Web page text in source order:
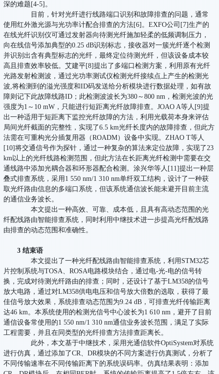
深的难题[4-5]。
目前，针对光纤进行线路端口识别和故障排查的问题，通常
使用红外激光源与光功率计配合排查的方法[6]。EXFO公司[7]生产的
在线光纤识别仪可通过发射器向待测光纤施加轻柔的低频调制压力，
向在线信号添加典型的0.25 dB识别标志，接收器对一簇光纤逐个检测
并识别出含有典型标志的光纤，最终定位待测光纤，但该设备成本较
高且排查效率较低。艾建平[8]提出了多端口检测方案，利用原有光纤
光路发射检测波，通过光功率测试仪检测光纤接续点上产生的检测光
波,将检测到的溢光强度和ID码发送给分析模块进行数据处理，如有故
障则记下此故障线路ID；此检测波波长为380～800 nm，检测光波的光
强度为1～10 mW，只能进行短距离光纤故障排查。JOAO A等人[9]提
出一种适用于短距离下监控光纤故障的方法，利用光载荷本身来评估
局间光纤截面的完整性，实现了6.5 km光纤长度内的故障排查，但此方
法需在可重构光分插复用器（ROADM）设备中实现。ZHAO T等人
[10]将交通信号作为探针，通过一种复杂的算法来定位故障，实现了23
km以上的光纤线路检测范围，但此方法在长距离光纤检测中需要在交
通线路中添加光耦合器和环形器配合检测。涂兴华等人[11]提出一种层
叠式排查系统，采用1 550 nm/1 310 nm单纤双工结构，设计了一种获
取光纤路由信息的多端口系统，但该系统通信波长能未避开目前主流
的通信业务波长。
本文提出一种高效、可靠、成本低，且具有高动态范围的光
纤配线路由智能排查系统，同时利用中继技术进一步提高光纤配线路
由排查的动态范围和准确性。
3 结束语
本文提出了一种光纤配线路由智能排查系统，利用STM32芯
片控制系统与TOSA、ROSA电路模块结合，通过电-光-电的信号转
换，完成对待测光纤路由的排查；同时，还设计了基于LM358的信号
放大电路，通过对LM358供电电压和信号放大倍数的选取，获得了最
佳信号放大效果，系统排查动态范围为9.24 dB，可排查光纤传输距离
达46 km。本系统使用的检测光信号中心波长为1 610 nm，避开了目前
通信设备常使用的1 550 nm/1 310 nm通信业务波长范围，满足了实际
工程需要，并且在同类型的光纤排查方法排查距离长。
此外，本文基于中继技术，采用光通信软件OptiSystem对系统
进行仿真，通过添加了CR、DR模块的不同方案进行仿真测试，分析了
不同传输速率在不同传输距离下的系统误码率。仿真结果表明：添加